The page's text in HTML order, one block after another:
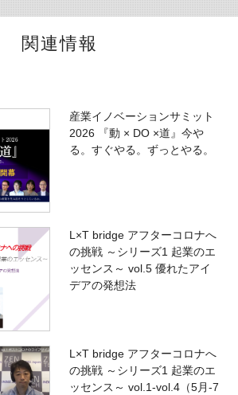
関連情報
産業イノベーションサミット
2026 『動 × DO ×道』今や
る。すぐやる。ずっとやる。
L×T bridge アフターコロナへ
の挑戦 ～シリーズ1 起業のエ
ッセンス～ vol.5 優れたアイ
デアの発想法
L×T bridge アフターコロナへ
の挑戦 ～シリーズ1 起業のエ
ッセンス～ vol.1-vol.4（5月-7